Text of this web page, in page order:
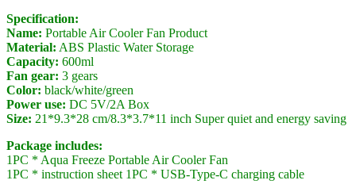
Specification:
Name: Portable Air Cooler Fan Product
Material: ABS Plastic Water Storage
Capacity: 600ml
Fan gear: 3 gears
Color: black/white/green
Power use: DC 5V/2A Box
Size: 21*9.3*28 cm/8.3*3.7*11 inch Super quiet and energy saving
Package includes:
1PC * Aqua Freeze Portable Air Cooler Fan
1PC * instruction sheet 1PC * USB-Type-C charging cable